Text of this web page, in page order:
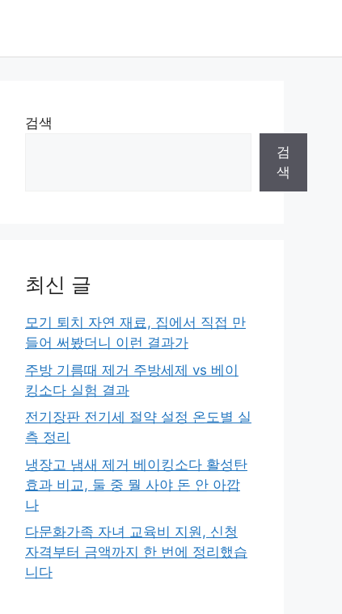
검색
검
색
최신 글
모기 퇴치 자연 재료, 집에서 직접 만
들어 써봤더니 이런 결과가
주방 기름때 제거 주방세제 vs 베이
킹소다 실험 결과
전기장판 전기세 절약 설정 온도별 실
측 정리
냉장고 냄새 제거 베이킹소다 활성탄
효과 비교, 둘 중 뭘 사야 돈 안 아깝
나
다문화가족 자녀 교육비 지원, 신청
자격부터 금액까지 한 번에 정리했습
니다